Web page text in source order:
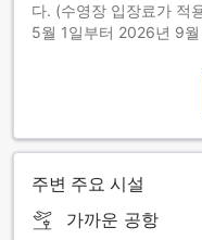
다. (수영장 입장료가 적
5월 1일부터 2026년 9
요일 및 화요일 오후에
일인 경우, 수영장은 화
수영장은 2026년 10월
니다.
주변 주요 시설
가까운 공항